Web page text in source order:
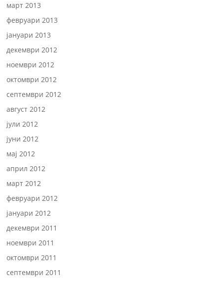
март 2013
февруари 2013
јануари 2013
декември 2012
ноември 2012
октомври 2012
септември 2012
август 2012
јули 2012
јуни 2012
мај 2012
април 2012
март 2012
февруари 2012
јануари 2012
декември 2011
ноември 2011
октомври 2011
септември 2011